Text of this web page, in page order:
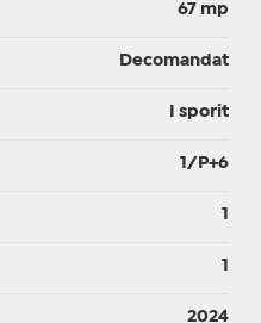
67 mp
Decomandat
I sporit
1/P+6
1
1
2024